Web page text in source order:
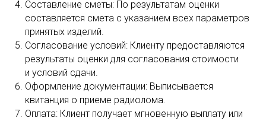
Составление сметы: По результатам оценки
составляется смета с указанием всех параметров
принятых изделий.
Согласование условий: Клиенту предоставляются
результаты оценки для согласования стоимости
и условий сдачи.
Оформление документации: Выписывается
квитанция о приеме радиолома.
Оплата: Клиент получает мгновенную выплату или